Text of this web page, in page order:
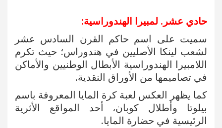
حادي عشر. لمبيرا الهندوراسية:
سميت على اسم حاكم القرن السادس عشر
لشعب لينكا الأصليين في هندوراس؛ حيث تكرم
اللامبيرا الهندوراسية الأبطال الوطنيين والأماكن
في تصاميمها من الأوراق النقدية.
كما يظهر العكس لعبة كرة المايا المعروفة باسم
بيلوتا وأطلال كوبان، أحد المواقع الأثرية
الرئيسية في حضارة المايا.